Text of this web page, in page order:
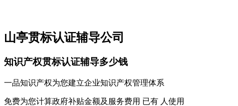
山亭贯标认证辅导公司
知识产权贯标认证辅导多少钱
一品知识产权为您建立企业知识产权管理体系
免费为您计算政府补贴金额及服务费用 已有 人使用